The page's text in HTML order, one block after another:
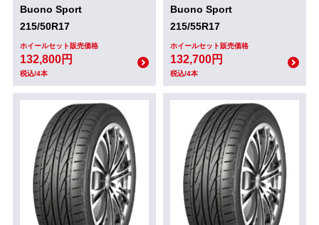
Buono Sport
215/50R17
ホイールセット販売価格
132,800円
税込/4本
Buono Sport
215/55R17
ホイールセット販売価格
132,700円
税込/4本